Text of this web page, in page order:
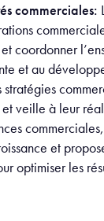
commerciales:
coordonner
et au
veille à leur
et
optimiser les